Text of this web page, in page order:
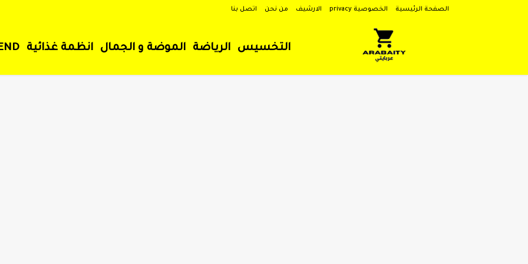
الصفحة الرئيسية الخصوصية privacy الارشيف من نحن اتصل بنا
التخسيس الرياضة الموضة و الجمال انظمة غذائية